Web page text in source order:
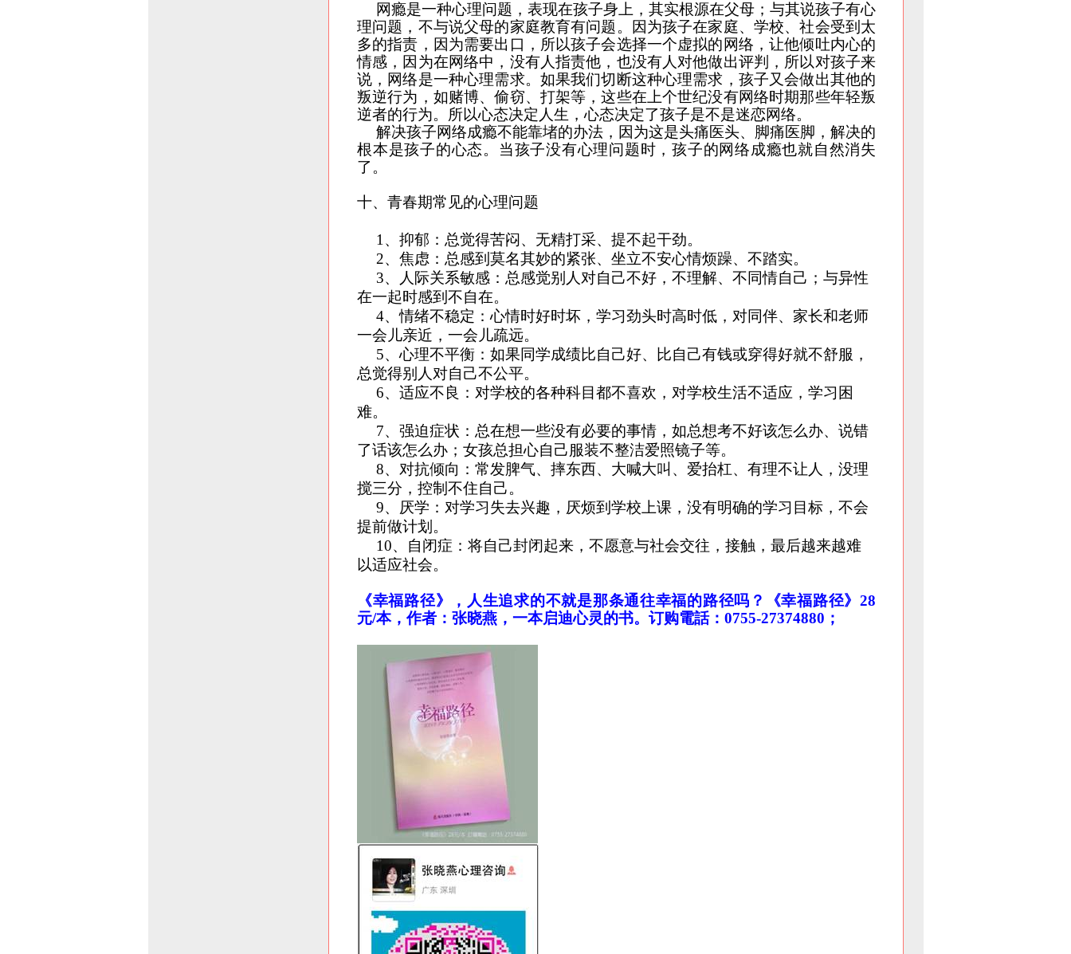
网瘾是一种心理问题，表现在孩子身上，其实根源在父母；与其说孩子有心
理问题，不与说父母的家庭教育有问题。因为孩子在家庭、学校、社会受到太
多的指责，因为需要出口，所以孩子会选择一个虚拟的网络，让他倾吐内心的
情感，因为在网络中，没有人指责他，也没有人对他做出评判，所以对孩子来
说，网络是一种心理需求。如果我们切断这种心理需求，孩子又会做出其他的
叛逆行为，如赌博、偷窃、打架等，这些在上个世纪没有网络时期那些年轻叛
逆者的行为。所以心态决定人生 ，心态决定了孩子是不是迷恋网络。
解决孩子网络成瘾不能靠堵的办法，因为这是头痛医头、脚痛医脚，解决的
根本是孩子的心态。当孩子没有心理问题时，孩子的网络成瘾也就自然消失
了。
十、青春期常见的心理问题
1 、抑郁：总觉得苦闷、无精打采、提不起干劲。
2、焦虑：总感到莫名其妙的紧张、坐立不安心情烦躁、不踏实。
3、人际关系敏感：总感觉别人对自己不好，不理解、不同情自己；与异性
在一起时感到不自在。
4、情绪不稳定：心情时好时坏，学习劲头时高时低，对同伴、家长和老师
一会儿亲近，一会儿疏远。
5、心理不平衡：如果同学成绩比自己好、比自己有钱或穿得好就不舒服，
总觉得别人对自己不公平。
6、适应不良：对学校的各种科目都不喜欢，对学校生活不适应，学习困
难。
7、强迫症状：总在想一些没有必要的事情，如总想考不好该怎么办、说错
了话该怎么办；女孩总担心自己服装不整洁爱照镜子等。
8、对抗倾向：常发脾气、摔东西、大喊大叫、爱抬杠、有理不让人，没理
搅三分，控制不住自己。
9、厌学：对学习失去兴趣，厌烦到学校上课，没有明确的学习目标，不会
提前做计划。
10、自闭症：将自己封闭起来，不愿意与社会交往，接触，最后越来越难
以适应社会。
《幸福路径》，人生追求的不就是那条通往幸福的路径吗？《幸福路径》28
元/本，作者：张晓燕，一本启迪心灵的书。订购電話：0755-27374880；